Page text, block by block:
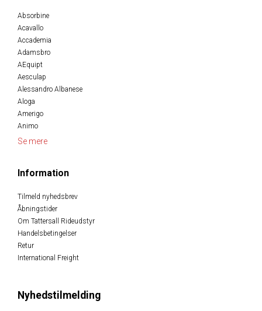
Absorbine
Acavallo
Accademia
Adamsbro
AEquipt
Aesculap
Alessandro Albanese
Aloga
Amerigo
Animo
Se mere
Information
Tilmeld nyhedsbrev
Åbningstider
Om Tattersall Rideudstyr
Handelsbetingelser
Retur
International Freight
Nyhedstilmelding